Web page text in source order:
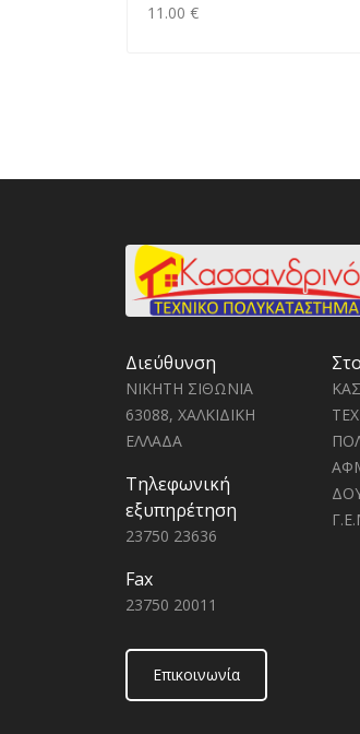
11.00 €
Διεύθυνση
ΝΙΚΗΤΗ ΣΙΘΩΝΙΑ
63088, ΧΑΛΚΙΔΙΚΗ
ΕΛΛΑΔΑ
Τηλεφωνική
εξυπηρέτηση
23750 23636
Fax
23750 20011
Επικοινωνία